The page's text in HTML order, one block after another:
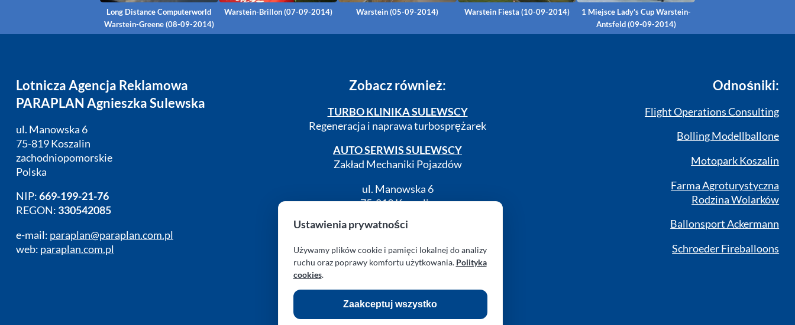
Long Distance Computerworld
Warstein-Greene (08-09-2014)
Warstein-Brillon (07-09-2014) Warstein (05-09-2014) Warstein Fiesta (10-09-2014)
1 Miejsce Lady's Cup Warstein-
Antsfeld (09-09-2014)
Lotnicza Agencja Reklamowa
PARAPLAN Agnieszka Sulewska
ul. Manowska 6
75-819 Koszalin
zachodniopomorskie
Polska
NIP:669-199-21-76
REGON: 330542085
e-mail: paraplan@paraplan.com.pl
web: paraplan.com.pl
Zobacz również:
TURBO KLINIKA SULEWSCY
Regeneracja i naprawa turbosprężarek
AUTO SERWIS SULEWSCY
Zakład Mechaniki Pojazdów
ul. Manowska 6
75-819 Koszalin
zachodniopomorskie
Polska
turboklinika.com.pl
Odnośniki:
Flight Operations Consulting
Bolling Modellballone
Motopark Koszalin
Farma Agroturystyczna
Rodzina Wolarków
Ballonsport Ackermann
Schroeder Fireballoons
RODO (GDPR) Cookies
Ustawienia prywatności
Używamy plików cookie i pamięci lokalnej do analizy
ruchu oraz poprawy komfortu użytkowania. Polityka
cookies.
Zaakceptuj wszystko